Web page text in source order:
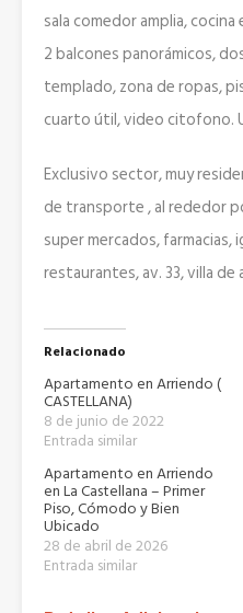
sala comedor amplia,
2 balcones panorámicos,
templado, zona de ropas,
cuarto útil, video citofono.
Exclusivo sector, muy
de transporte , al rededor
super mercados, farmacias,
restaurantes, av. 33, villa de
Relacionado
Apartamento en Arriendo (
CASTELLANA)
8 de junio de 2022
Entrada similar
Apartamento en Arriendo
en La Castellana – Primer
Piso, Cómodo y Bien
Ubicado
28 de abril de 2026
Entrada similar